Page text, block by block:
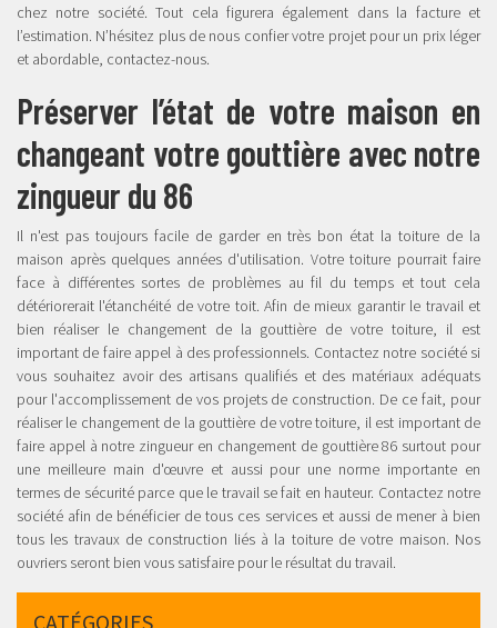
chez notre société. Tout cela figurera également dans la facture et
l’estimation. N’hésitez plus de nous confier votre projet pour un prix léger
et abordable, contactez-nous.
Préserver l’état de votre maison en
changeant votre gouttière avec notre
zingueur du 86
Il n'est pas toujours facile de garder en très bon état la toiture de la
maison après quelques années d'utilisation. Votre toiture pourrait faire
face à différentes sortes de problèmes au fil du temps et tout cela
détériorerait l'étanchéité de votre toit. Afin de mieux garantir le travail et
bien réaliser le changement de la gouttière de votre toiture, il est
important de faire appel à des professionnels. Contactez notre société si
vous souhaitez avoir des artisans qualifiés et des matériaux adéquats
pour l'accomplissement de vos projets de construction. De ce fait, pour
réaliser le changement de la gouttière de votre toiture, il est important de
faire appel à notre zingueur en changement de gouttière 86 surtout pour
une meilleure main d'œuvre et aussi pour une norme importante en
termes de sécurité parce que le travail se fait en hauteur. Contactez notre
société afin de bénéficier de tous ces services et aussi de mener à bien
tous les travaux de construction liés à la toiture de votre maison. Nos
ouvriers seront bien vous satisfaire pour le résultat du travail.
CATÉGORIES